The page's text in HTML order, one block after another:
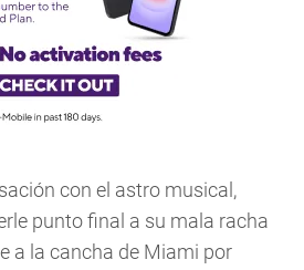
con el astro musical,
punto final a su mala racha
a la cancha de Miami por